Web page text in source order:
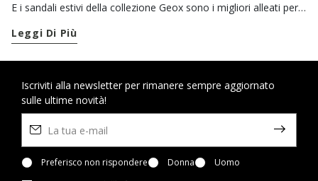
E i sandali estivi della collezione Geox sono i migliori alleati per
selezione di sandali comodi è progettata proprio per questo:
modelli progettati per avvolgere il piede senza costringerlo in
ogni momento della giornata. In questo periodo l’agenda si
riempie di inviti a feste e cerimonie: affidati alla nostra selezione
di sandali eleganti e di sandali con tacco, per esaltare al meglio i
tuoi look più raffinati senza mai rinunciare al benessere. Quando
il sole splende, si passa più tempo all’aria aperta: i nostri sandali
Leggi Di Più
Iscriviti alla newsletter per rimanere sempre aggiornato
sulle ultime novità!
Preferisco non rispondere Donna
Uomo